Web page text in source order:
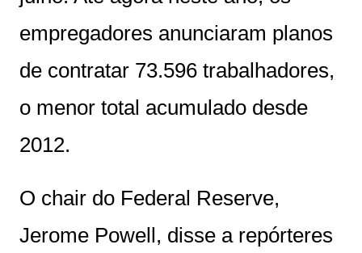
empregadores anunciaram planos
de contratar 73.596 trabalhadores,
o menor total acumulado desde
2012.
O chair do Federal Reserve,
Jerome Powell, disse a repórteres